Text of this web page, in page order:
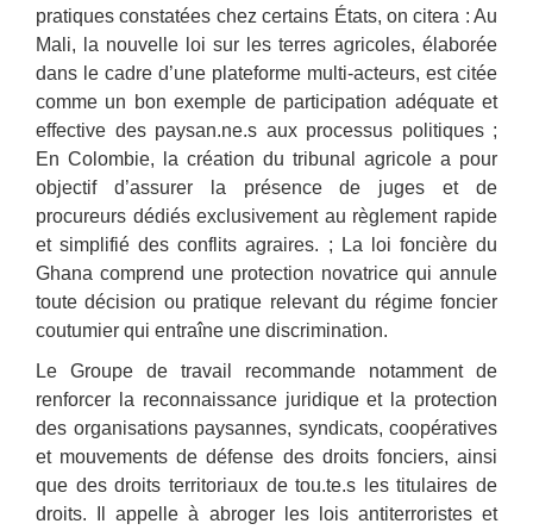
pratiques constatées chez certains États, on citera : Au
Mali, la nouvelle loi sur les terres agricoles, élaborée
dans le cadre d’une plateforme multi-acteurs, est citée
comme un bon exemple de participation adéquate et
effective des paysan.ne.s aux processus politiques ;
En Colombie, la création du tribunal agricole a pour
objectif d’assurer la présence de juges et de
procureurs dédiés exclusivement au règlement rapide
et simplifié des conflits agraires. ; La loi foncière du
Ghana comprend une protection novatrice qui annule
toute décision ou pratique relevant du régime foncier
coutumier qui entraîne une discrimination.
Le Groupe de travail recommande notamment de
renforcer la reconnaissance juridique et la protection
des organisations paysannes, syndicats, coopératives
et mouvements de défense des droits fonciers, ainsi
que des droits territoriaux de tou.te.s les titulaires de
droits. Il appelle à abroger les lois antiterroristes et